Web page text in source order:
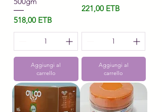
Prezzo
518,00 ETB
Aggiungi al
carrello
Prezzo
221,00 ETB
Aggiungi al
carrello